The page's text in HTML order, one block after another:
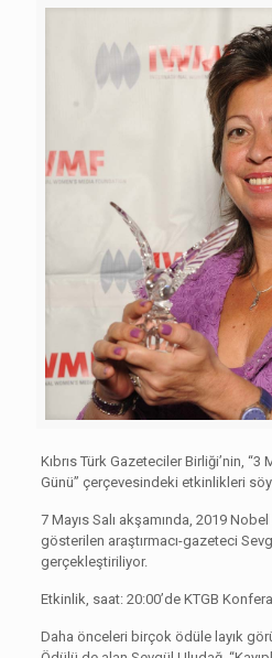
Kıbrıs Türk Gazeteciler Birliği’nin, “3
Günü” çerçevesindeki etkinlikleri
7 Mayıs Salı akşamında, 2019
gösterilen araştırmacı-gazeteci
gerçekleştiriliyor.
Etkinlik, saat: 20:00’de KTGB
Daha önceleri birçok ödüle layık